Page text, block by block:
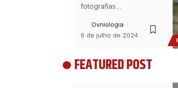
fotografias…
Ovniologia
6 de julho de 2024
FEATURED POST